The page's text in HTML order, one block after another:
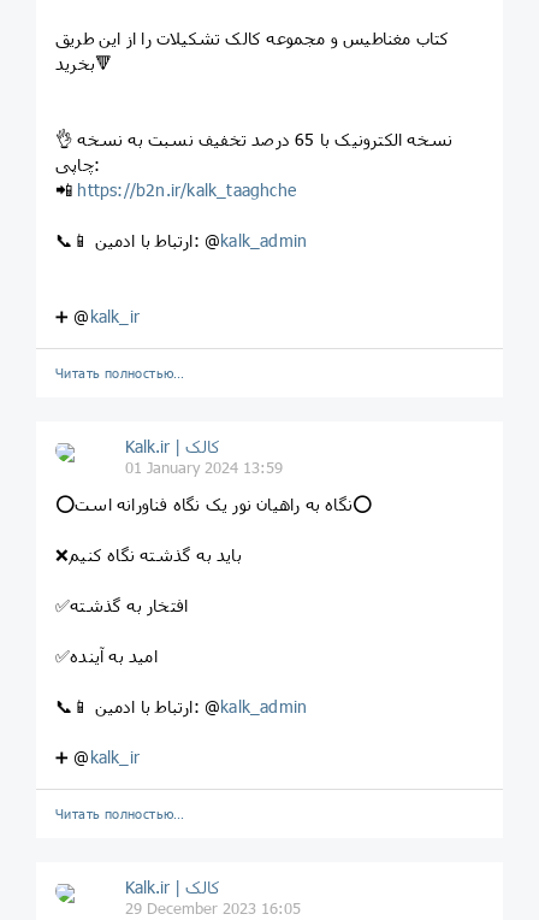
کتاب مغناطیس و مجموعه کالک تشکیلات را از این طریق
بخرید🔻
👌 نسخه الکترونیک با 65 درصد تخفیف نسبت به نسخه
چاپی:
📲 https://b2n.ir/kalk_taaghche
📞📱 ارتباط با ادمین: @kalk_admin
➕ @kalk_ir
Читать полностью…
Kalk.ir | کالک
01 January 2024 13:59
⭕️نگاه به راهیان نور یک نگاه فناورانه است⭕️
❌باید به گذشته نگاه کنیم
✅افتخار به گذشته
✅امید به آینده
📞📱 ارتباط با ادمین: @kalk_admin
➕ @kalk_ir
Читать полностью…
Kalk.ir | کالک
29 December 2023 16:05